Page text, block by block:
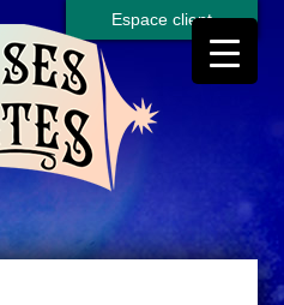
Espace client